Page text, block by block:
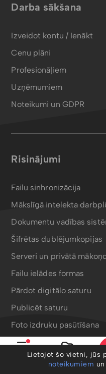
Mani faili
Darba sākšana
Izveidot kontu / Ienākt
Cenu plāni
Profesionāļiem
Uzņēmumiem
Noteikumi un GDPR
Risinājumi
Failu sinhronizācija
Mākslīgā intelekta
Dokumentu vadības
Šifrētas dublējumkopijas
Serveri un privātā
Failu ielādes formas
Pārdot digitālo saturu
Publicēt saturu
Foto izdruku pasūtīšana
Bergafoto drukas produkti
Lietojot šo vietni, jūs
noteikumiem